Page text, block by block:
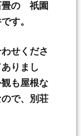
畳の 祇園
す。
せくださ
りまし
も屋根な
で、別荘